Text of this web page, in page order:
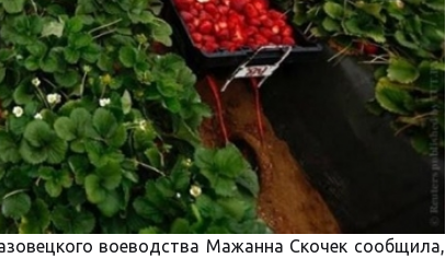
воеводства Мажанна Скочек сообщила,